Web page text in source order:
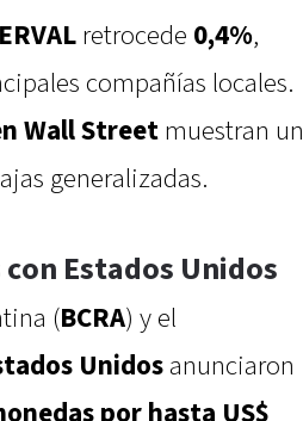
retrocede 0,4%,
compañías locales.
Wall Street muestran un
generalizadas.
Estados Unidos
(BCRA) y el
Unidos anunciaron
por hasta US$